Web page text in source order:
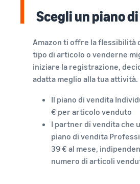
crescita
reale. Sarai tu
tariffe
Amazon a
basso
prezzo per i
prodotti
idonei con
pari o
inferiore a
€20.
per
accedere a
strumenti
per la
creazione
del marchio
protezione
Trova la sua categoria
di prodotto
Come vendere cibo per
animali online
Fai crescere la tua attività di
Come vendere
integratori alimentari
Espandi le tue vendite di
Scegli un piano
Amazon ti offre la flessibilità
tipo di articolo o venderne
iniziare la registrazione,
adatta meglio alla tua attività.
Il piano di vendita
€ per articolo venduto
I partner di vendita che
piano di vendita
39 € al mese,
numero di articoli